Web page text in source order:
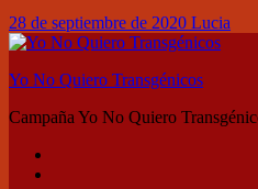
28 de septiembre de 2020 Lucia
Yo No Quiero Transgénicos
Campaña Yo No Quiero